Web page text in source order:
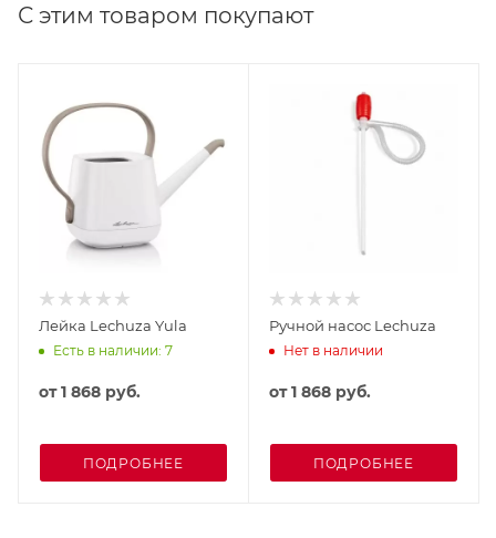
С этим товаром покупают
Лейка Lechuza Yula
Есть в наличии: 7
от1 868 руб.
ПОДРОБНЕЕ
Ручной насос Lechuza
Нет в наличии
от1 868 руб.
ПОДРОБНЕЕ